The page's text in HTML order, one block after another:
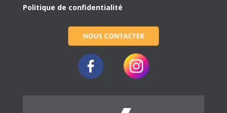
Politique de confidentialité